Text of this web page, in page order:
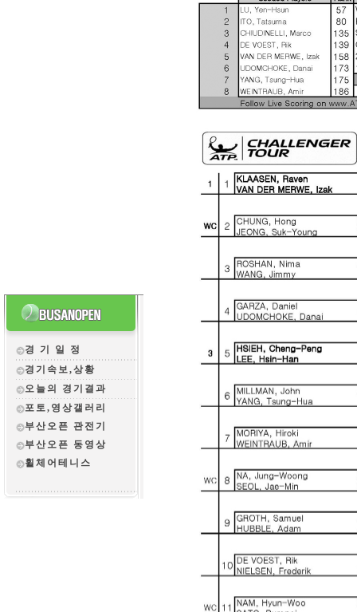
경 기 일 정
경기속보,상황
오늘의 경기결과
포토,영상갤러리
부산오픈 관전 기
부산오픈 동영상
휠체어테니스